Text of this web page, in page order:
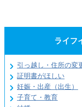
ライフ
引っ越し・住所の変
証明書がほしい
妊娠・出産（出生）
子育て・教育